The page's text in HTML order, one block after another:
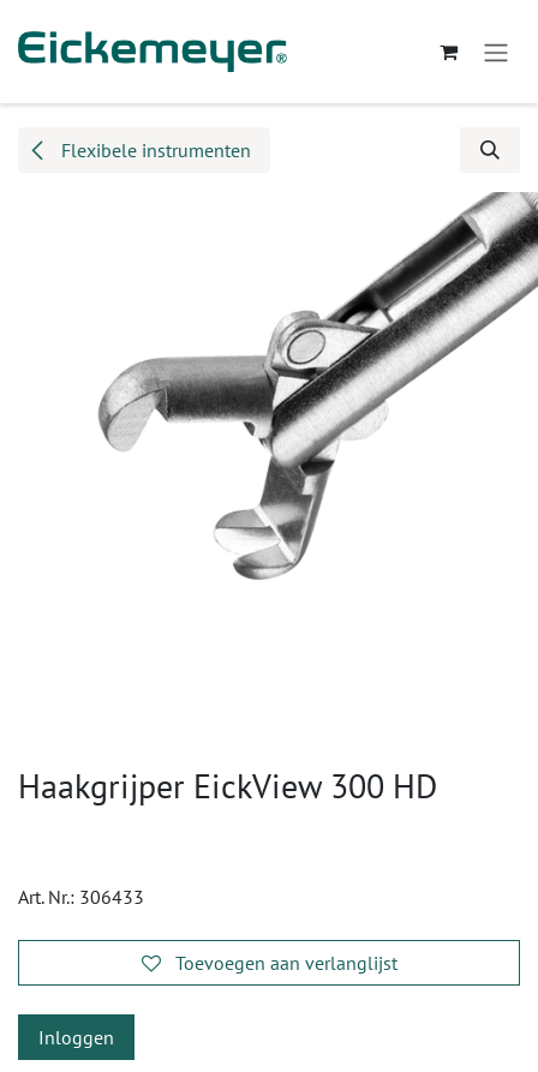
Flexibele instrumenten
Haakgrijper EickView 300 HD
Art. Nr.: 306433
Toevoegen aan verlanglijst
Inloggen